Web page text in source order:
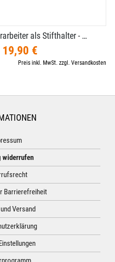
als Stifthalter - …
19,90 €
Preis inkl. MwSt. zzgl. Versandkosten
widerrufen
Barrierefreiheit
Versand